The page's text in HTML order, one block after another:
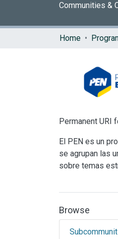
Communities &
Home
Permanent URI
El PEN es un
se agrupan las
sobre temas
Browse